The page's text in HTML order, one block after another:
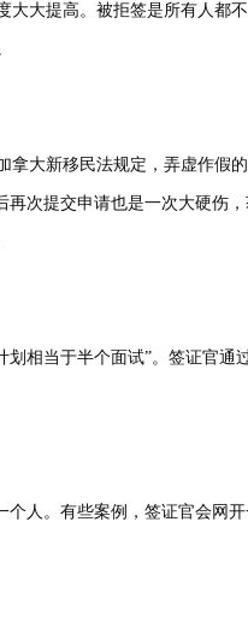
大提高。被拒签是所有人都
大新移民法规定，弄虚作假
次提交申请也是一次大硬伤，
相当于半个面试”。签证官通
人。有些案例，签证官会网